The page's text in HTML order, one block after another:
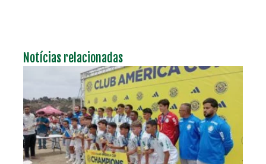
Notícias relacionadas